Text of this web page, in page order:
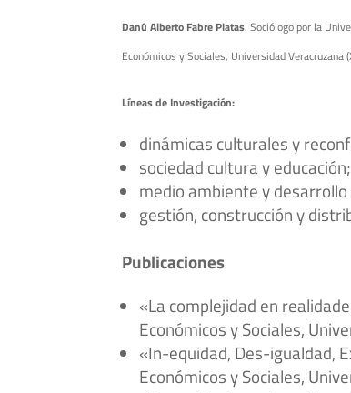
Danú Alberto Fabre Platas. Sociólogo por la
Económicos y Sociales, Universidad Veracruzana
Líneas de Investigación:
dinámicas culturales y
sociedad cultura y educación;
medio ambiente y
gestión, construcción y
Publicaciones
«La complejidad en
Económicos y Sociales,
«In-equidad, Des-igualdad,
Económicos y Sociales,